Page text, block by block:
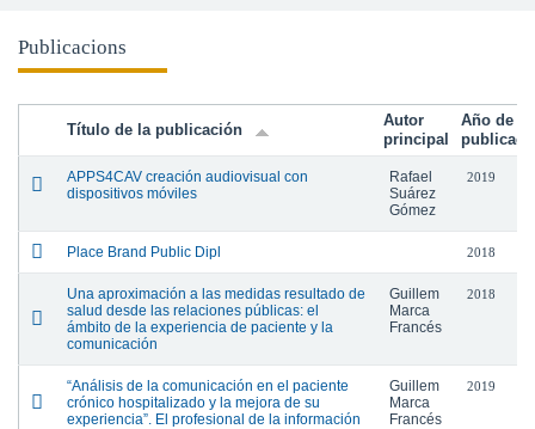
Publicacions
Título de la publicación
Autor
principal
Año de
APPS4CAV creación audiovisual con
dispositivos móviles
Rafael
Suárez
Gómez
2019
Place Brand Public Dipl 2018
Una aproximación a las medidas resultado de
salud desde las relaciones públicas: el
ámbito de la experiencia de paciente y la
comunicación
Guillem
Marca
Francés
2018
“Análisis de la comunicación en el paciente
crónico hospitalizado y la mejora de su
experiencia”. El profesional de la información
Guillem
Marca
Francés
2019